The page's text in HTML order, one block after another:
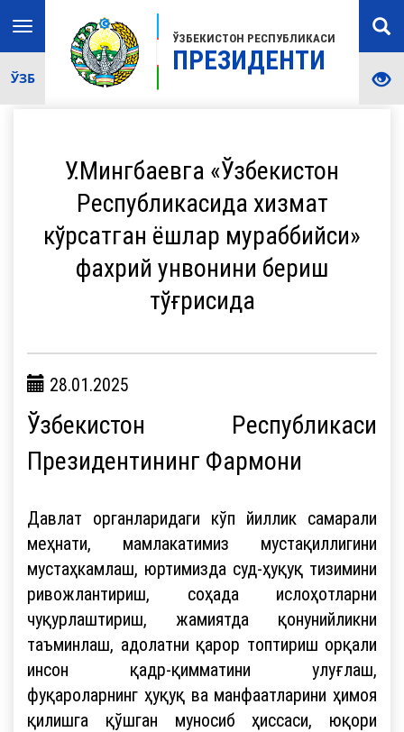
ЎЗБЕКИСТОН РЕСПУБЛИКАСИ
ПРЕЗИДЕНТИ
Toggle
navigation
ЎЗБ
У.Мингбаевга «Ўзбекистон
Республикасида хизмат
кўрсатган ёшлар мураббийси»
фахрий унвонини бериш
тўғрисида
28.01.2025
Ўзбекистон Республикаси
Президентининг Фармони
Давлат органларидаги кўп йиллик самарали
меҳнати, мамлакатимиз мустақиллигини
мустаҳкамлаш, юртимизда суд-ҳуқуқ тизимини
ривожлантириш, соҳада ислоҳотларни
чуқурлаштириш, жамиятда қонунийликни
таъминлаш, адолатни қарор топтириш орқали
инсон қадр-қимматини улуғлаш,
фуқароларнинг ҳуқуқ ва манфаатларини ҳимоя
қилишга қўшган муносиб ҳиссаси, юқори